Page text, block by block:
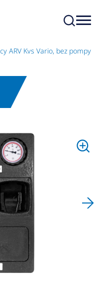
ARV Kvs Vario, bez pompy